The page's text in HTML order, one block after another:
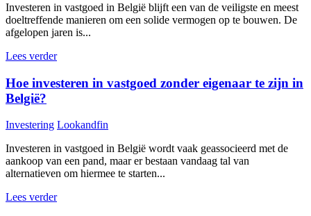
Investeren in vastgoed in België blijft een van de veiligste en meest
doeltreffende manieren om een solide vermogen op te bouwen. De
afgelopen jaren is...
Lees verder
Hoe investeren in vastgoed zonder eigenaar te zijn in
België?
Investering Lookandfin
Investeren in vastgoed in België wordt vaak geassocieerd met de
aankoop van een pand, maar er bestaan vandaag tal van
alternatieven om hiermee te starten...
Lees verder